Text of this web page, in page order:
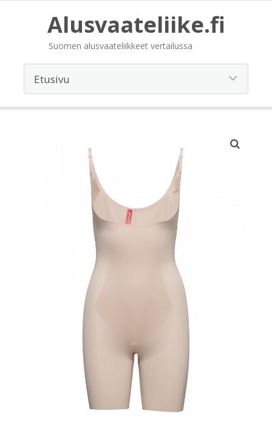
Alusvaateliike.fi
Suomen alusvaateliikkeet vertailussa